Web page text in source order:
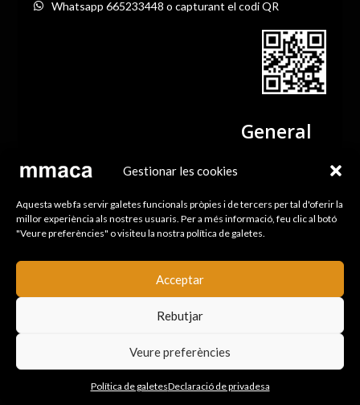
Gestionar les cookies
Aquesta web fa servir galetes funcionals pròpies i de tercers per tal d'oferir la
millor experiència als nostres usuaris. Per a més informació, feu clic al botó
"Veure preferències" o visiteu la nostra política de galetes.
Acceptar
Rebutjar
Veure preferències
Política de galetesDeclaració de privadesa
Whatsapp 665233448 o capturant el codi QR
General
tallers.externs@mmaca.cat (per tallers fora del
museu)
botiga@mmaca.cat (per encàrrecs la botiga)
Fes-te amic del MMACA